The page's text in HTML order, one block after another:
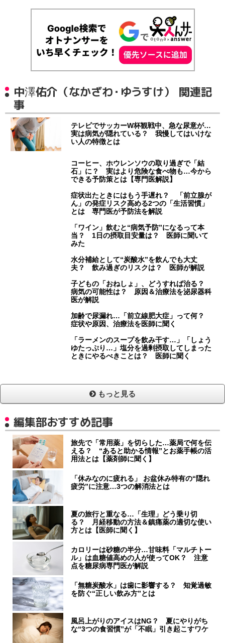
中澤佑介（なかざわ・ゆうすけ） 関連記
事
テレビでサッカーW杯観戦中、急な尿意が…
実は病気が隠れている？ 我慢してはいけな
い人の特徴とは
コーヒー、ホウレンソウの取り過ぎで「結
石」に？ 実はより危険な食べ物も…今から
できる予防策とは【専門医解説】
症状出たときにはもう手遅れ？ 「前立腺が
ん」の発症リスク高める2つの「生活習慣」
とは 専門医が予防法を解説
「ワイン」飲むと“病気予防”になるって本
当？ 1日の摂取目安量は？ 医師に聞いて
みた
水分補給として“炭酸水”を飲んでも大丈
夫？ 飲み過ぎのリスクは？ 医師が解説
子どもの「おねしょ」、どうすれば治る？
病気の可能性は？ 原因＆治療法を泌尿器科
医が解説
加齢で尿漏れ…「前立線肥大症」って何？
症状や原因、治療法を医師に聞く
「ラーメンのスープを飲み干す…」「しょう
ゆたっぷり…」塩分を過剰摂取してしまった
ときにやるべきことは？ 医師に聞く
もっと見る
編集部おすすめ記事
旅先で「常用薬」を切らした…薬局で何を伝
える？ “あると助かる情報”とお薬手帳の活
用法とは【薬剤師に聞く】
「休みなのに疲れる」 お盆休み特有の“隠れ
疲労”に注意…3つの解消法とは
夏の旅行と重なる…「生理」どう乗り切
る？ 月経移動の方法＆鎮痛薬の適切な使い
方とは【医師に聞く】
カロリーは砂糖の半分…甘味料「マルチトー
ル」は血糖値高めの人が使ってOK？ 注意
点を糖尿病専門医が解説
「無糖炭酸水」は歯に影響する？ 知覚過敏
を防ぐ“正しい飲み方”とは
風呂上がりのアイスはNG？ 夏にやりがち
な“3つの食習慣”が「不眠」引き起こすワケ